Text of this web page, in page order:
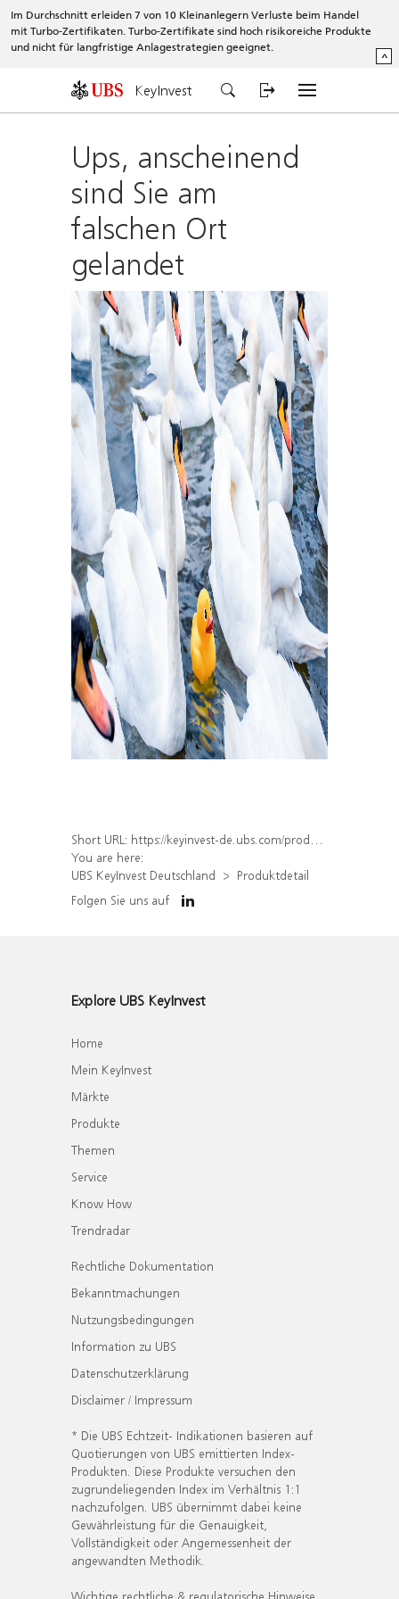
Im Durchschnitt erleiden 7 von 10 Kleinanlegern Verluste beim Handel
mit Turbo-Zertifikaten. Turbo-Zertifikate sind hoch risikoreiche Produkte
und nicht für langfristige Anlagestrategien geeignet.
^
KeyInvest
Ups, anscheinend
sind Sie am
falschen Ort
gelandet
Short URL: https://keyinvest-de.ubs.com/produkt/detail/index/isin/DE000WA6S3A6
You are here:
UBS KeyInvest Deutschland
Produktdetail
Folgen Sie uns auf
Explore UBS KeyInvest
Home
Mein KeyInvest
Märkte
Produkte
Themen
Service
Know How
Trendradar
Rechtliche Dokumentation
Bekanntmachungen
Nutzungsbedingungen
Information zu UBS
Datenschutzerklärung
Disclaimer / Impressum
* Die UBS Echtzeit- Indikationen basieren auf
Quotierungen von UBS emittierten Index-
Produkten. Diese Produkte versuchen den
zugrundeliegenden Index im Verhältnis 1:1
nachzufolgen. UBS übernimmt dabei keine
Gewährleistung für die Genauigkeit,
Vollständigkeit oder Angemessenheit der
angewandten Methodik.